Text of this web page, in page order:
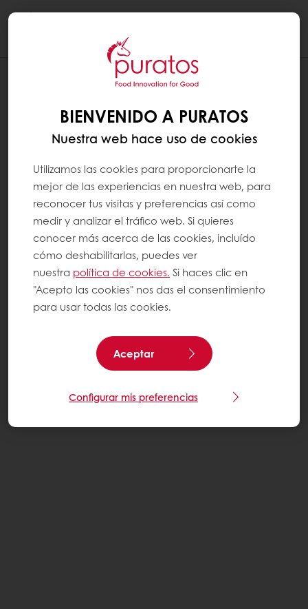
BIENVENIDO A PURATOS
Nuestra web hace uso de cookies
Utilizamos las cookies para proporcionarte la
mejor de las experiencias en nuestra web, para
reconocer tus visitas y preferencias así como
medir y analizar el tráfico web. Si quieres
conocer más acerca de las cookies, incluído
cómo deshabilitarlas, puedes ver
nuestra política de cookies. Si haces clic en
"Acepto las cookies" nos das el consentimiento
para usar todas las cookies.
Aceptar
Configurar mis preferencias